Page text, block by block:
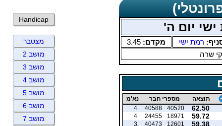
יום ה'
רמת ישי מקדם: 3.45
שרה
תוצאה מספרי חבר נא'מ
62.50
40520
40588
4
59.72
18971
24455
4
59.38
12601
40473
3
Handicap
מצטבר
מושב 2
מושב 3
מושב 4
מושב 5
מושב 6
מושב 7